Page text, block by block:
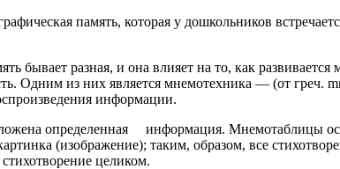
память, которая у дошкольников
бывает разная, и она влияет на то, как
Одним из них является мнемотехника — (от
информации.
определенная информация. Мнемотаблицы
(изображение); таким, образом, все
целиком.